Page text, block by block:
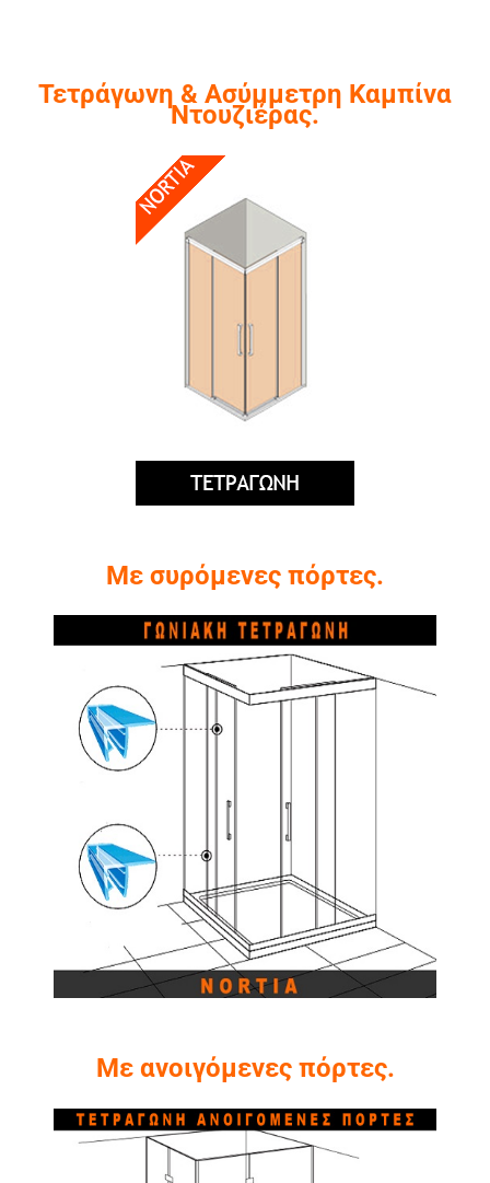
Τετράγωνη & Ασύμμετρη Καμπίνα
Ντουζιέρας.
Με συρόμενες πόρτες.
Με ανοιγόμενες πόρτες.